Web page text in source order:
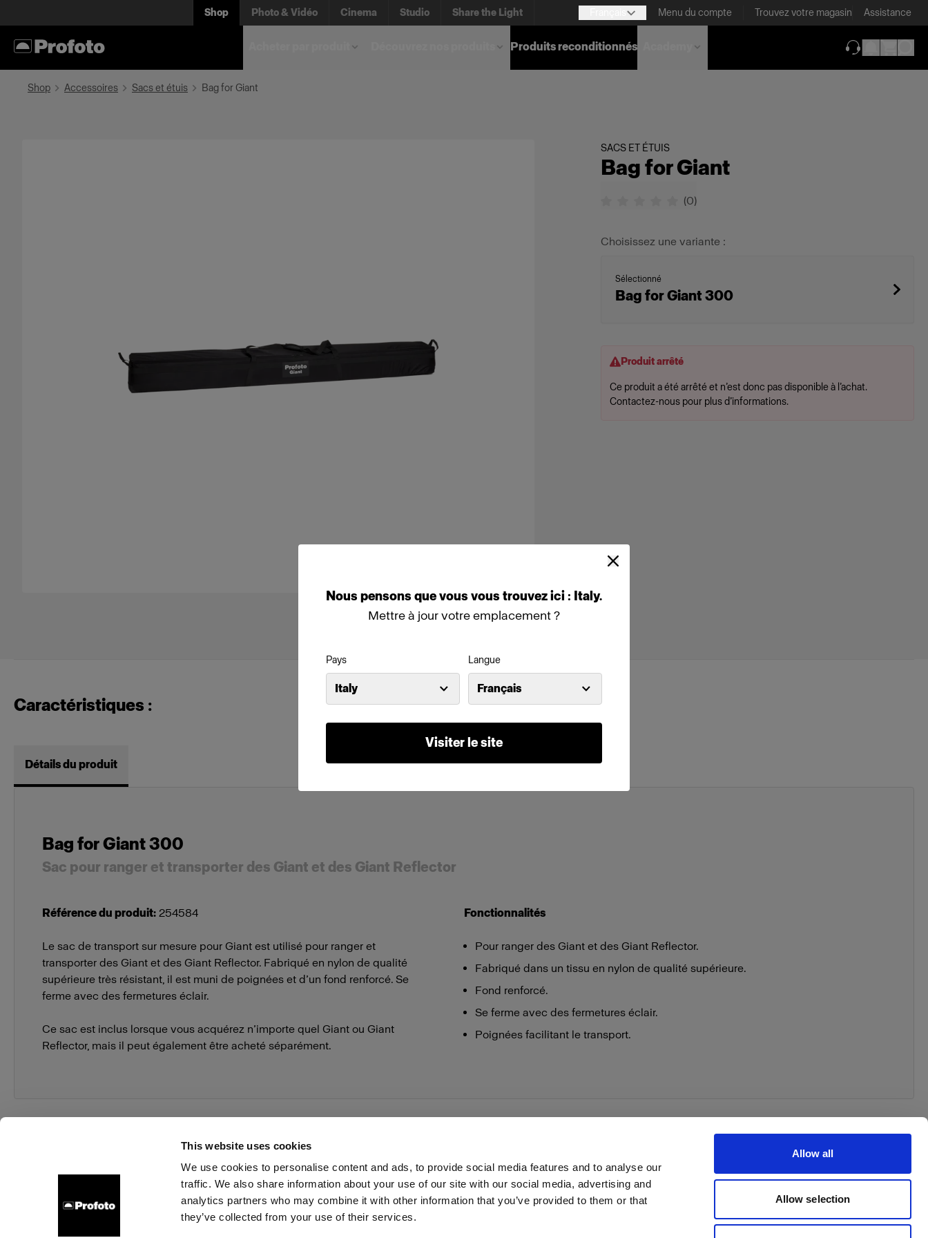
This website uses cookies
We use cookies to personalise content and ads, to provide social media features and to analyse our
traffic. We also share information about your use of our site with our social media, advertising and
analytics partners who may combine it with other information that you’ve provided to them or that
they’ve collected from your use of their services.
Allow all
Allow selection
Nous pensons quevous vous trouvezici : Italy.
Mettre à jour votre emplacement ?
Pays
Italy
Langue
Français
Visiter le site
Shop Photo & Vidéo Cinema Studio Share the Light Menu du compte Trouvez votre magasin Assistance
Produits reconditionnés
Shop Accessoires Sacs et étuis Bag for Giant
SACS ET ÉTUIS
Bag for Giant
(0)
Choisissez une variante :
Sélectionné
Bag for Giant 300
Produit arrêté
Ce produit a été arrêté et n’est donc pas disponible à l’achat.
Contactez-nous pour plus d’informations.
Caractéristiques :
Détails du produit
Bag for Giant 300
Sac pour ranger et transporter des Giant et des Giant Reflector
Référence du produit: 254584
Le sac de transport sur mesure pour Giant est utilisé pour ranger et
transporter des Giant et des Giant Reflector. Fabriqué en nylon de qualité
supérieure très résistant, il est muni de poignées et d’un fond renforcé. Se
ferme avec des fermetures éclair.
Ce sac est inclus lorsque vous acquérez n’importe quel Giant ou Giant
Reflector, mais il peut également être acheté séparément.
Fonctionnalités
Pour ranger des Giant et des Giant Reflector.
Fabriqué dans un tissu en nylon de qualité supérieure.
Fond renforcé.
Se ferme avec des fermetures éclair.
Poignées facilitant le transport.
À propos de Profoto Support Emploi Presse Investisseurs Share The Light Withdrawal your order